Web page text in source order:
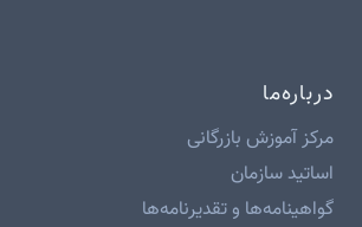
درباره‌ما
مرکز آموزش بازرگانی
اساتید سازمان
گواهینامه‌ها و تقدیرنامه‌ها